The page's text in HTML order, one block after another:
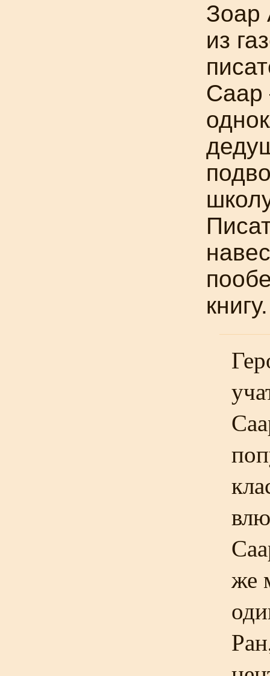
Зоар
из
книгу.
же